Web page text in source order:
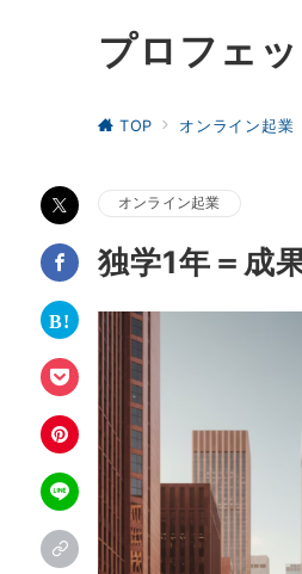
プロフェ
TOP オンライン起業
オンライン起業
独学1年＝成